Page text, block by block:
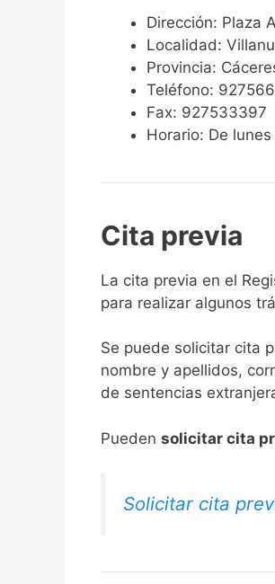
Dirección: Plaza
Localidad:
Provincia:
Teléfono:
Fax: 927533397
Horario: De
Cita previa
​​​​​​​​​​​​​​​​​​​​​​​​​​​​La cita previa en el
para realizar algunos
Se puede solicitar cita
nombre y apellidos,
de sentencias
​Pueden solicitar cita
Solicitar cita